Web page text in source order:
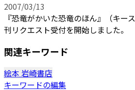
2007/03/13
『恐竜がかいた恐竜のほん』（キー
刊リクエスト受付を開始しました。
関連キーワード
絵本 岩崎書店
キーワードの編集